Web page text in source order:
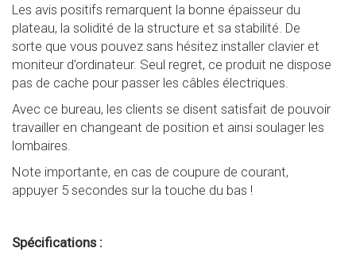
Les avis positifs remarquent la bonne épaisseur du
plateau, la solidité de la structure et sa stabilité. De
sorte que vous pouvez sans hésitez installer clavier et
moniteur d’ordinateur. Seul regret, ce produit ne dispose
pas de cache pour passer les câbles électriques.
Avec ce bureau, les clients se disent satisfait de pouvoir
travailler en changeant de position et ainsi soulager les
lombaires.
Note importante, en cas de coupure de courant,
appuyer 5 secondes sur la touche du bas !
Spécifications :